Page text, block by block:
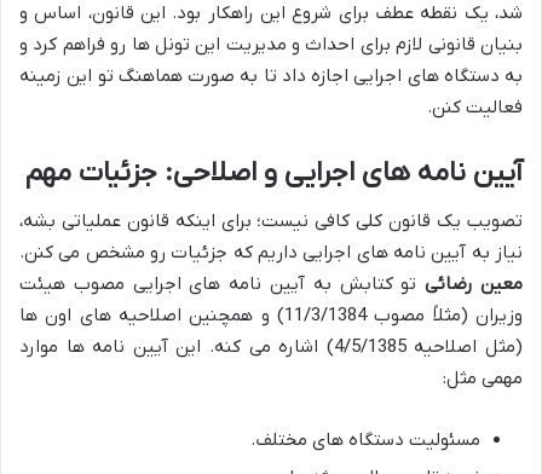
شد، یک نقطه عطف برای شروع این راهکار بود. این قانون، اساس و
بنیان قانونی لازم برای احداث و مدیریت این تونل ها رو فراهم کرد و
به دستگاه های اجرایی اجازه داد تا به صورت هماهنگ تو این زمینه
فعالیت کنن.
آیین نامه های اجرایی و اصلاحی: جزئیات مهم
تصویب یک قانون کلی کافی نیست؛ برای اینکه قانون عملیاتی بشه،
نیاز به آیین نامه های اجرایی داریم که جزئیات رو مشخص می کنن.
معین رضائیتو کتابش به آیین نامه های اجرایی مصوب هیئت
وزیران (مثلاً مصوب 11/3/1384) و همچنین اصلاحیه های اون ها
(مثل اصلاحیه 4/5/1385) اشاره می کنه. این آیین نامه ها موارد
مهمی مثل:
مسئولیت دستگاه های مختلف.